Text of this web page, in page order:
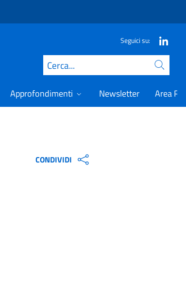
Seguici su:
Cerca
Approfondimenti Newsletter Area
CONDIVIDI